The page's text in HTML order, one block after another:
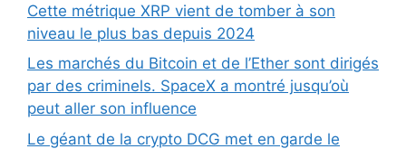
Cette métrique XRP vient de tomber à son
niveau le plus bas depuis 2024
Les marchés du Bitcoin et de l’Ether sont dirigés
par des criminels. SpaceX a montré jusqu’où
peut aller son influence
Le géant de la crypto DCG met en garde le